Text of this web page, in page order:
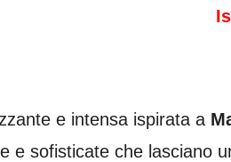
e intensa ispirata a
e sofisticate che lasciano